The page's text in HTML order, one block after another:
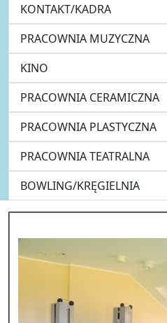
KONTAKT/KADRA
PRACOWNIA MUZYCZNA
KINO
PRACOWNIA CERAMICZNA
PRACOWNIA PLASTYCZNA
PRACOWNIA TEATRALNA
BOWLING/KRĘGIELNIA